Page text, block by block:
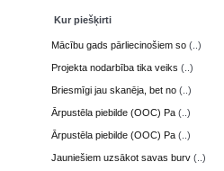
Kur piešķirti
Mācību gads pārliecinošiem so (..)
Projekta nodarbība tika veiks (..)
Briesmīgi jau skanēja, bet no (..)
Ārpustēla piebilde (OOC) Pa (..)
Ārpustēla piebilde (OOC) Pa (..)
Jauniešiem uzsākot savas burv (..)